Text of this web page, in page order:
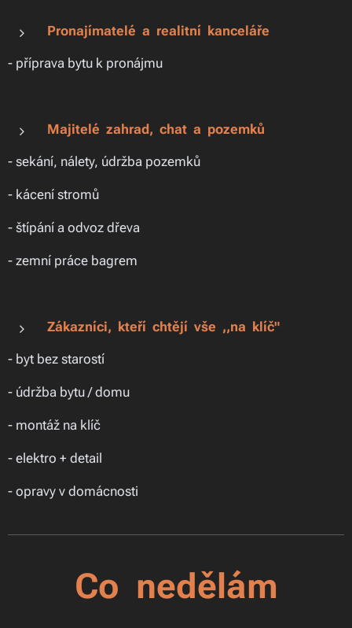
Pronajímatelé a realitní kanceláře
- příprava bytu k pronájmu
Majitelé zahrad, chat a pozemků
- sekání, nálety, údržba pozemků
- kácení stromů
- štípání a odvoz dřeva
- zemní práce bagrem
Zákazníci, kteří chtějí vše ,,na klíč"
- byt bez starostí
- údržba bytu / domu
- montáž na klíč
- elektro + detail
- opravy v domácnosti
Co nedělám